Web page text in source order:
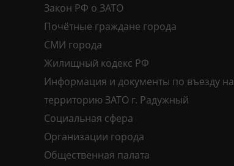
Закон РФ о ЗАТО
Почётные граждане города
СМИ города
Жилищный кодекс РФ
Информация и документы по въезду на
территорию ЗАТО г. Радужный
Социальная сфера
Организации города
Общественная палата